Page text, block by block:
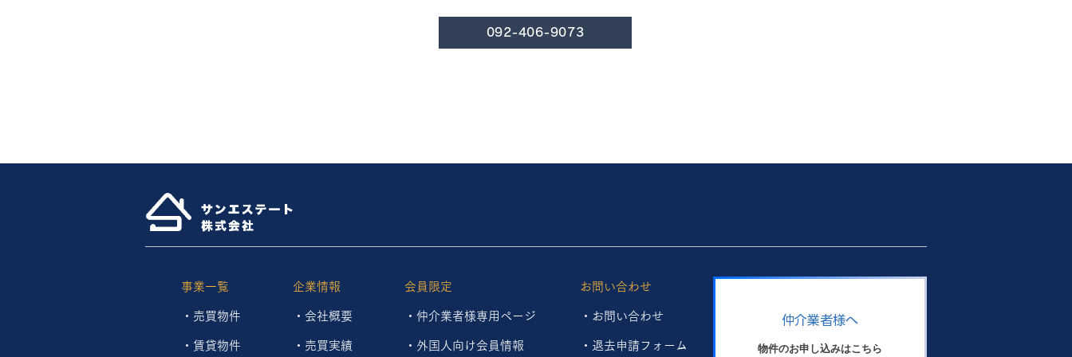
092-406-9073
事業一覧
・ 売買物件
・ 賃貸物件
企業情報
・会社概要
・ 売買実績
会員限定
・仲介業者様専用ページ
・外国人向け会員情報
お問い合わせ
・お問い合わせ
・ 退去申請フォーム 物件のお申し込みはこちら
仲介業者様へ